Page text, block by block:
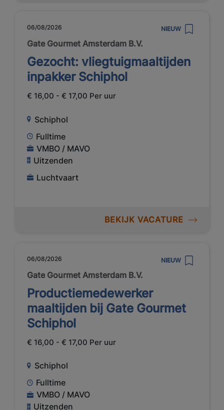
06/08/2026 NIEUW
Gate Gourmet Amsterdam B.V.
Gezocht: vliegtuigmaaltijden
inpakker Schiphol
€ 16,00 - € 17,00 Per uur
Schiphol
Fulltime
VMBO / MAVO
Uitzenden
Luchtvaart
BEKIJK VACATURE
06/08/2026 NIEUW
Gate Gourmet Amsterdam B.V.
Productiemedewerker
maaltijden bij Gate Gourmet
Schiphol
€ 16,00 - € 17,00 Per uur
Schiphol
Fulltime
VMBO / MAVO
Uitzenden